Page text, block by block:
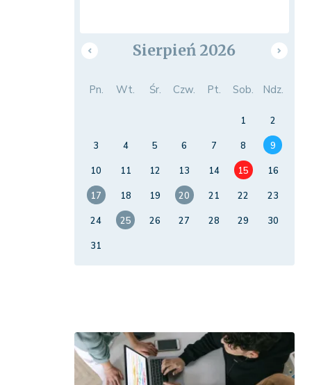
Sierpień 2026
Pn. Wt. Śr. Czw. Pt. Sob. Ndz.
1
2
3
4 5 6 7 8
9
10
11 12 13 14 15
16
17
18 19 20 21 22
23
24
25 26 27 28 29
30
31